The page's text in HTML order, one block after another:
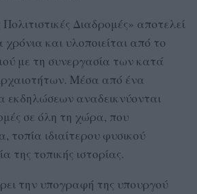
Διαδρομές» αποτελεί
και υλοποιείται από το
με τη συνεργασία των κατά
Μέσα από ένα
εκδηλώσεων αναδεικνύονται
σε όλη τη χώρα, που
τοπία ιδιαίτερου φυσικού
της τοπικής ιστορίας.
την υπογραφή της υπουργού